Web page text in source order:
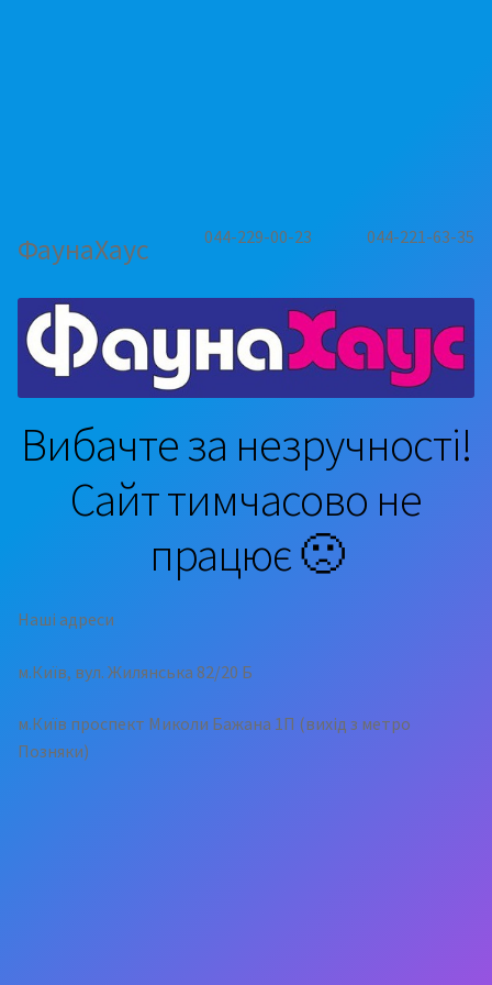
ФаунаХаус 044-229-00-23 044-221-63-35
Вибачте за незручності!
Сайт тимчасово не
працює 🙁
Наші адреси
м.Київ, вул. Жилянська 82/20 Б
м.Київ проспект Миколи Бажана 1П (вихід з метро
Позняки)